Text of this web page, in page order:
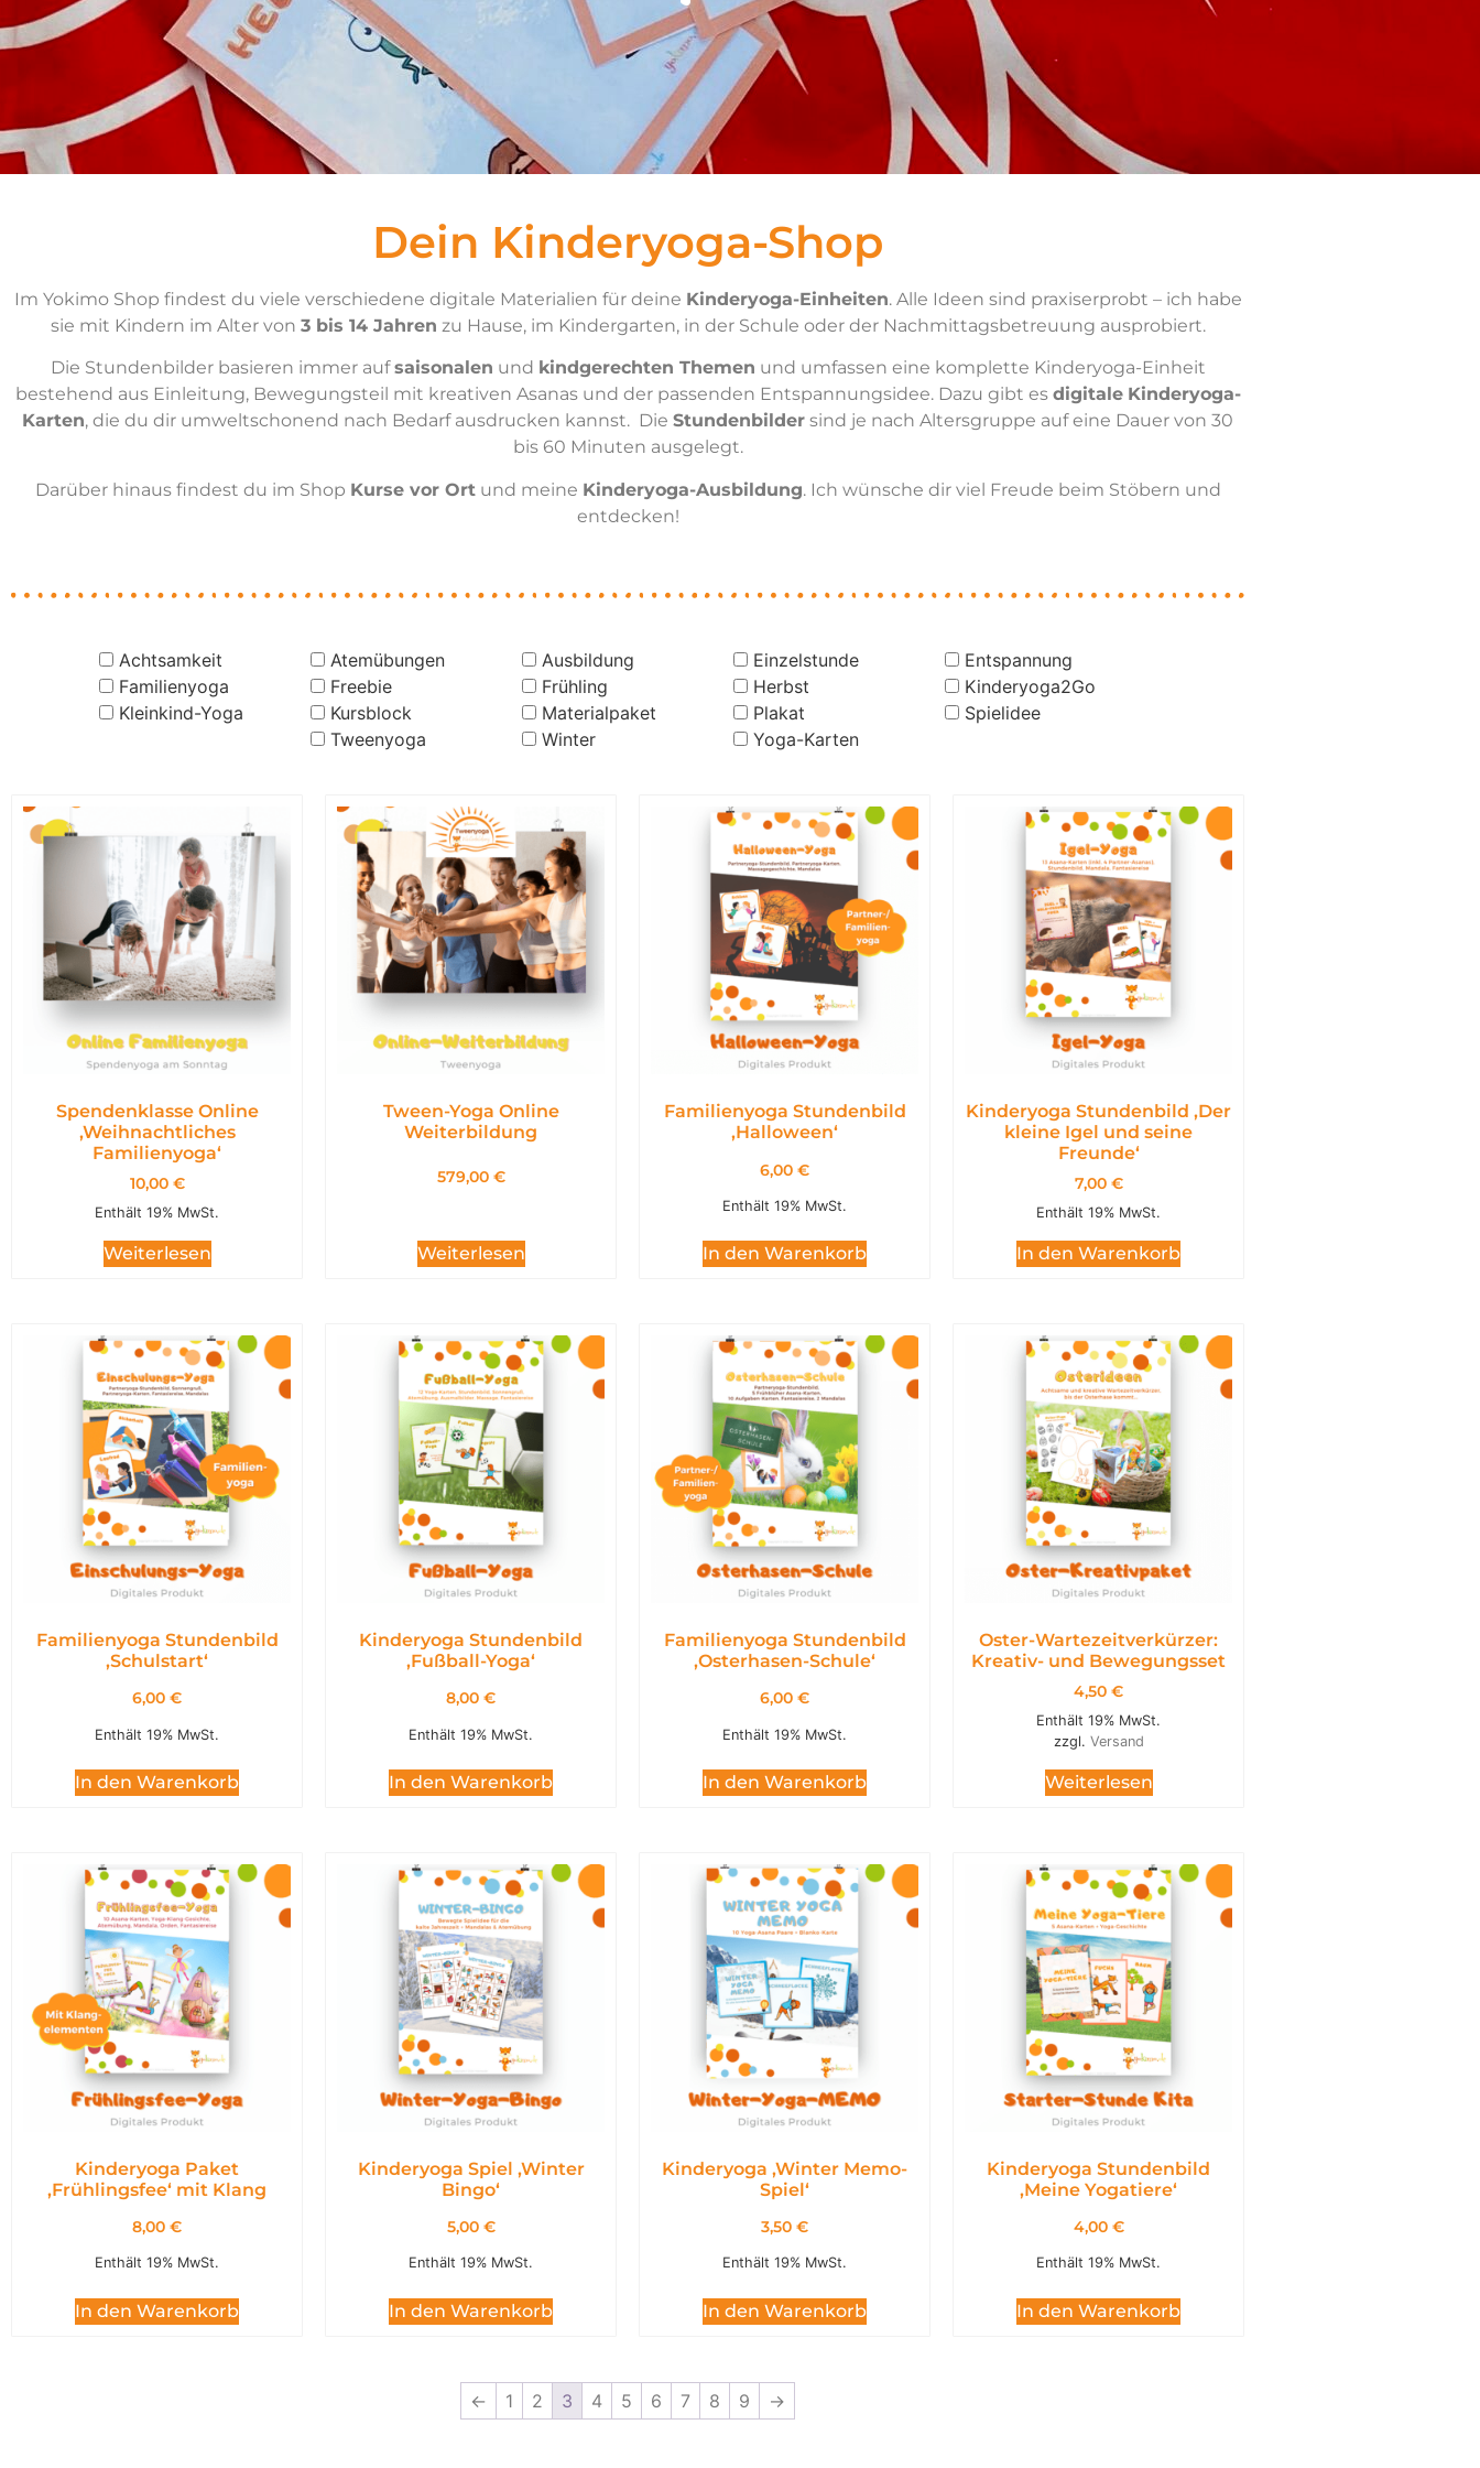
Dein Kinderyoga-Shop
Im Yokimo Shop findest du viele verschiedene digitale Materialien für deine Kinderyoga-Einheiten. Alle Ideen sind praxiserprobt – ich habe
sie mit Kindern im Alter von 3 bis 14 Jahren zu Hause, im Kindergarten, in der Schule oder der Nachmittagsbetreuung ausprobiert.
Die Stundenbilder basieren immer aufsaisonalen und kindgerechten Themen und umfassen eine komplette Kinderyoga-Einheit
bestehend aus Einleitung, Bewegungsteil mit kreativen Asanas und der passenden Entspannungsidee. Dazu gibt es digitale Kinderyoga-
Karten, die du dir umweltschonend nach Bedarf ausdrucken kannst. Die Stundenbilder sind je nach Altersgruppe auf eine Dauer von 30
bis 60 Minuten ausgelegt.
Darüber hinaus findest du im Shop Kurse vor Ortund meine Kinderyoga-Ausbildung. Ich wünsche dir viel Freude beim Stöbern und
entdecken!
Achtsamkeit Atemübungen Ausbildung Einzelstunde
Entspannung
Familienyoga
Freebie Frühling Herbst
Kinderyoga2Go
Kleinkind-Yoga
Kursblock Materialpaket Plakat
Spielidee
Tweenyoga
Winter Yoga-Karten
Spendenklasse Online
,Weihnachtliches
Familienyoga‘
10,00 €
Enthält 19% MwSt.
Weiterlesen
Tween-Yoga Online
Weiterbildung
579,00 €
Weiterlesen
Familienyoga Stundenbild
,Halloween‘
6,00 €
Enthält 19% MwSt.
In den Warenkorb
Kinderyoga Stundenbild ,Der
kleine Igel und seine
Freunde‘
7,00 €
Enthält 19% MwSt.
In den Warenkorb
Familienyoga Stundenbild
,Schulstart‘
6,00 €
Enthält 19% MwSt.
In den Warenkorb
Kinderyoga Stundenbild
,Fußball-Yoga‘
8,00 €
Enthält 19% MwSt.
In den Warenkorb
Familienyoga Stundenbild
,Osterhasen-Schule‘
6,00 €
Enthält 19% MwSt.
In den Warenkorb
Oster-Wartezeitverkürzer:
Kreativ- und Bewegungsset
4,50 €
Enthält 19% MwSt.
zzgl. Versand
Weiterlesen
Kinderyoga Paket
,Frühlingsfee‘ mit Klang
8,00 €
Enthält 19% MwSt.
In den Warenkorb
Kinderyoga Spiel ,Winter
Bingo‘
5,00 €
Enthält 19% MwSt.
In den Warenkorb
Kinderyoga ,Winter Memo-
Spiel‘
3,50 €
Enthält 19% MwSt.
In den Warenkorb
Kinderyoga Stundenbild
,Meine Yogatiere‘
4,00 €
Enthält 19% MwSt.
In den Warenkorb
← 1 2 3 4 5 6 7 8 9 →